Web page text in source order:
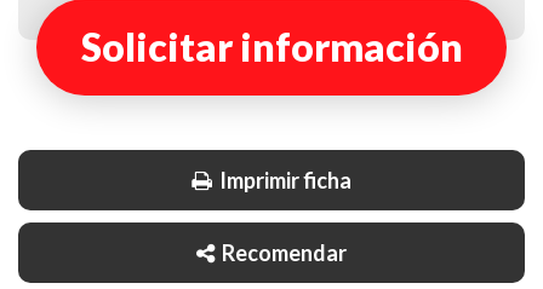
Solicitar información
Imprimir ficha
Recomendar